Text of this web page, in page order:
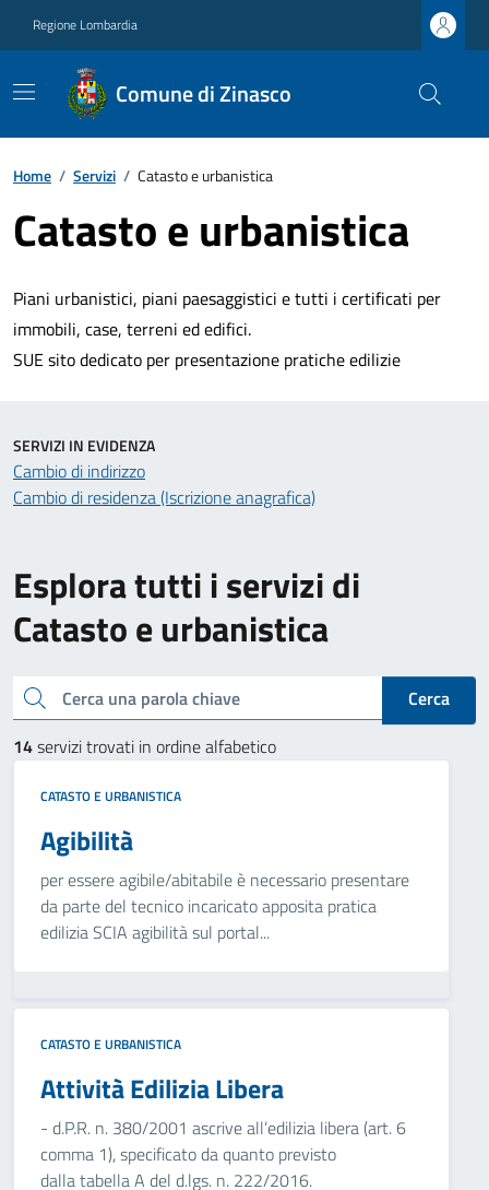
Regione Lombardia
Comune di Zinasco
Home / Servizi / Catasto e urbanistica
Catasto e urbanistica
Piani urbanistici, piani paesaggistici e tutti i certificati per
immobili, case, terreni ed edifici.
SUE sito dedicato per presentazione pratiche edilizie
Esplora tutti i servizi di
Catasto e urbanistica
Cerca una parola chiave
Cerca
14servizi trovati in ordine alfabetico
CATASTO E URBANISTICA
Agibilità
per essere agibile/abitabile è necessario presentare
da parte del tecnico incaricato apposita pratica
edilizia SCIA agibilità sul portal...
CATASTO E URBANISTICA
Attività Edilizia Libera
- d.P.R. n. 380/2001 ascrive all’edilizia libera (art. 6
comma 1), specificato da quanto previsto
dalla tabella A del d.lgs. n. 222/2016.
SERVIZI IN EVIDENZA
Cambio di indirizzo
Cambio di residenza (Iscrizione anagrafica)